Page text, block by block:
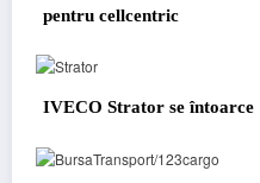
pentru cellcentric
IVECO Strator se întoarce